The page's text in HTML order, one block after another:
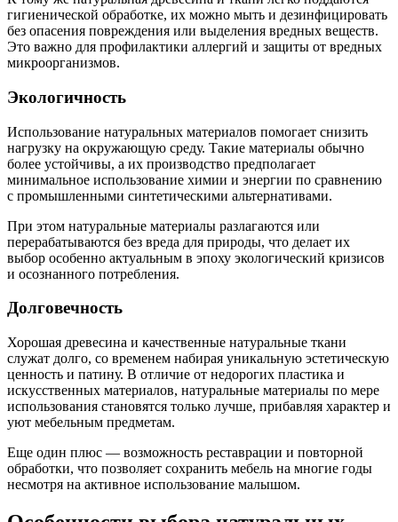
гигиенической обработке, их можно мыть и дезинфицировать
без опасения повреждения или выделения вредных веществ.
Это важно для профилактики аллергий и защиты от вредных
микроорганизмов.
Экологичность
Использование натуральных материалов помогает снизить
нагрузку на окружающую среду. Такие материалы обычно
более устойчивы, а их производство предполагает
минимальное использование химии и энергии по сравнению
с промышленными синтетическими альтернативами.
При этом натуральные материалы разлагаются или
перерабатываются без вреда для природы, что делает их
выбор особенно актуальным в эпоху экологический кризисов
и осознанного потребления.
Долговечность
Хорошая древесина и качественные натуральные ткани
служат долго, со временем набирая уникальную эстетическую
ценность и патину. В отличие от недорогих пластика и
искусственных материалов, натуральные материалы по мере
использования становятся только лучше, прибавляя характер и
уют мебельным предметам.
Еще один плюс — возможность реставрации и повторной
обработки, что позволяет сохранить мебель на многие годы
несмотря на активное использование малышом.